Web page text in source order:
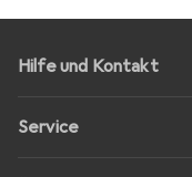
Hilfe und Kontakt
Service